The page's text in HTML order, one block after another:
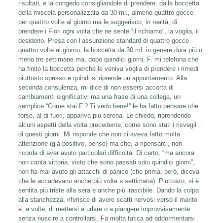
risultati, e la congedo consigliandole di prendere, dalla boccetta
della miscela personalizzata da 30 ml., almeno quattro gocce
per quattro volte al giorno ma le suggerisco, in realtà, di
prendere i Fiori ogni volta che ne sente “il richiamo”, la voglia, il
desiderio. Presa con l’assunzione standard di quattro gocce
quattro volte al giorno, la boccetta da 30 ml. in genere dura più o
meno tre settimane ma, dopo quindici giorni, F. mi telefona che
ha finito la boccetta perché le veniva voglia di prendere i rimedi
piuttosto spesso e quindi si riprende un appuntamento. Alla
seconda consulenza, mi dice di non essersi accorta di
cambiamenti significativi ma una frase di una collega, un
semplice “Come stai F.? Ti vedo bene!” le ha fatto pensare che
forse, al di fuori, appariva più serena. Le chiedo, riprendendo
alcuni aspetti della volta precedente, come sono stati i risvegli
di questi giorni. Mi risponde che non ci aveva fatto molta
attenzione (già positivo, penso) ma che, a ripensarci, non
ricorda di aver avuto particolari difficoltà. Di certo, “ma ancora
non canta vittoria, visto che sono passati solo quindici giorni”,
non ha mai avuto gli attacchi di panico (che prima, però, diceva
che le accadevano anche più volte a settimana). Piuttosto, si è
sentita più triste alla sera e anche più irascibile. Dando la colpa
alla stanchezza, riferisce di avere scatti nervosi verso il marito
e, a volte, di mettersi a urlare o a piangere improvvisamente
senza riuscire a controllarsi. Fa molta fatica ad addormentarsi